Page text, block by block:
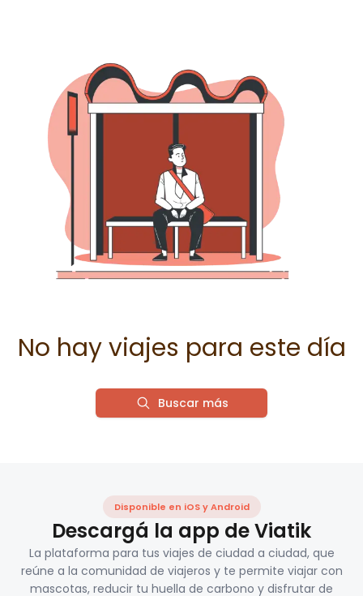
No hay viajes para este día
Buscar más
Disponible en iOS y Android
Descargá la app de Viatik
La plataforma para tus viajes de ciudad a ciudad, que
reúne a la comunidad de viajeros y te permite viajar con
mascotas, reducir tu huella de carbono y disfrutar de